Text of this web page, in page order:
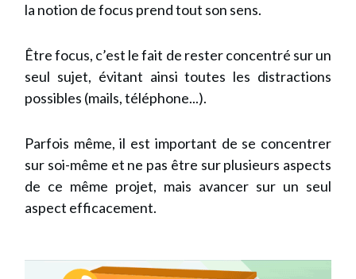
la notion de focus prend tout son sens.
Être focus, c’est le fait de rester concentré sur un
seul sujet, évitant ainsi toutes les distractions
possibles (mails, téléphone...).
Parfois même, il est important de se concentrer
sur soi-même et ne pas être sur plusieurs aspects
de ce même projet, mais avancer sur un seul
aspect efficacement.